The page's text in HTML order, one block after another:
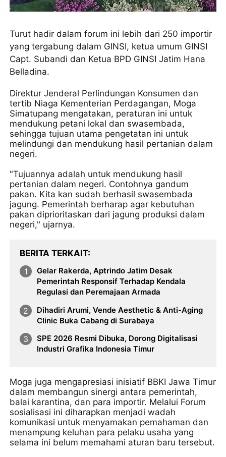
Turut hadir dalam forum ini lebih dari 250 importir
yang tergabung dalam GINSI, ketua umum GINSI
Capt. Subandi dan Ketua BPD GINSI Jatim Hana
Belladina.
Direktur Jenderal Perlindungan Konsumen dan
tertib Niaga Kementerian Perdagangan, Moga
Simatupang mengatakan, peraturan ini untuk
mendukung petani lokal dan swasembada,
sehingga tujuan utama pengetatan ini untuk
melindungi dan mendukung hasil pertanian dalam
negeri.
​"Tujuannya adalah untuk mendukung hasil
pertanian dalam negeri. Contohnya gandum
pakan. Kita kan sudah berhasil swasembada
jagung. Pemerintah berharap agar kebutuhan
pakan diprioritaskan dari jagung produksi dalam
negeri," ujarnya.
BERITA TERKAIT
Gelar Rakerda, Aptrindo Jatim Desak
Pemerintah Responsif Terhadap Kendala
Regulasi dan Peremajaan Armada
Dihadiri Arumi, Vende Aesthetic & Anti-Aging
Clinic Buka Cabang di Surabaya
SPE 2026 Resmi Dibuka, Dorong Digitalisasi
Industri Grafika Indonesia Timur
Moga juga mengapresiasi inisiatif BBKI Jawa Timur
dalam membangun sinergi antara pemerintah,
balai karantina, dan para importir. Melalui Forum
sosialisasi ini diharapkan menjadi wadah
komunikasi untuk menyamakan pemahaman dan
menampung keluhan para pelaku usaha yang
selama ini belum memahami aturan baru tersebut.